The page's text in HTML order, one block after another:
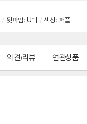
/ 뒷파임: U백 / 색상: 퍼플
의견/리뷰 연관상품